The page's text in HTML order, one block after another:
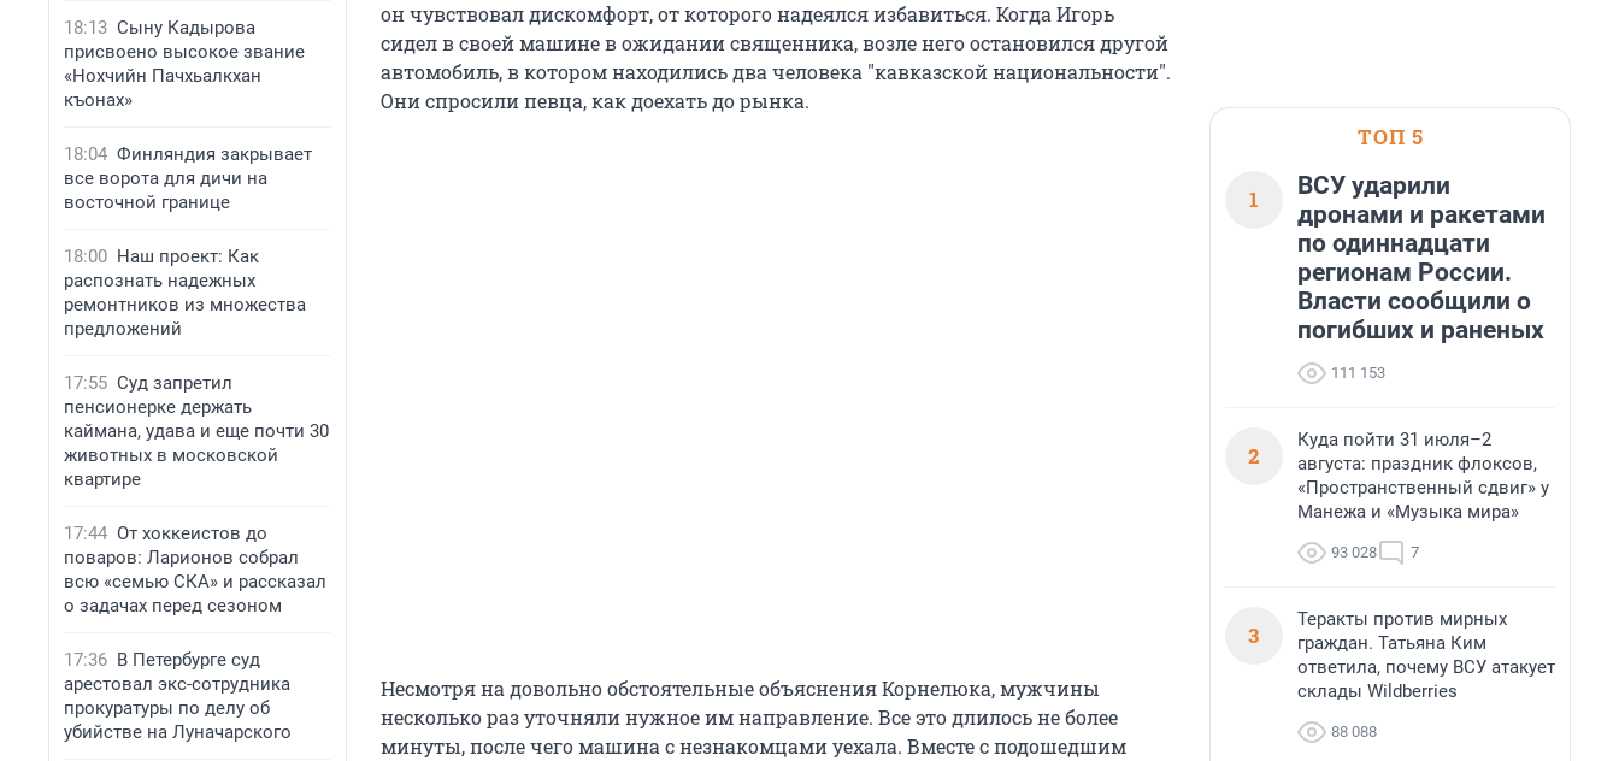
18:13 Сыну Кадырова
присвоено высокое звание
«Нохчийн Пачхьалкхан
къонах»
18:04 Финляндия закрывает
все ворота для дичи на
восточной границе
18:00 Наш проект: Как
распознать надежных
ремонтников из множества
предложений
17:55 Суд запретил
пенсионерке держать
каймана, удава и еще почти 30
животных в московской
квартире
17:44 От хоккеистов до
поваров: Ларионов собрал
всю «семью СКА» и рассказал
о задачах перед сезоном
17:36 В Петербурге суд
арестовал экс-сотрудника
прокуратуры по делу об
убийстве на Луначарского
он чувствовал дискомфорт, от которого надеялся избавиться. Когда Игорь
сидел в своей машине в ожидании священника, возле него остановился другой
автомобиль, в котором находились два человека "кавказской национальности".
Они спросили певца, как доехать до рынка.
Несмотря на довольно обстоятельные объяснения Корнелюка, мужчины
несколько раз уточняли нужное им направление. Все это длилось не более
минуты, после чего машина с незнакомцами уехала. Вместе с подошедшим
ТОП 5
1
ВСУ ударили
дронами и ракетами
по одиннадцати
регионам России.
Власти сообщили о
погибших и раненых
111 153
2
Куда пойти 31 июля–2
августа: праздник флоксов,
«Пространственный сдвиг» у
Манежа и «Музыка мира»
93 028 7
3
Теракты против мирных
граждан. Татьяна Ким
ответила, почему ВСУ атакует
склады Wildberries
88 088